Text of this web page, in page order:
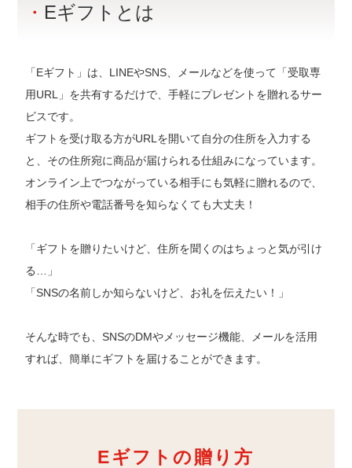
Eギフトとは
「Eギフト」は、LINEやSNS、メールなどを使って「受取専
用URL」を共有するだけで、手軽にプレゼントを贈れるサー
ビスです。
ギフトを受け取る方がURLを開いて自分の住所を入力する
と、その住所宛に商品が届けられる仕組みになっています。
オンライン上でつながっている相手にも気軽に贈れるので、
相手の住所や電話番号を知らなくても大丈夫！
「ギフトを贈りたいけど、住所を聞くのはちょっと気が引け
る…」
「SNSの名前しか知らないけど、お礼を伝えたい！」
そんな時でも、SNSのDMやメッセージ機能、メールを活用
すれば、簡単にギフトを届けることができます。
Eギフトの贈り方